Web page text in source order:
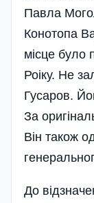
Павла
Конотопа
місце було
Роіку. Не
Гусаров.
За
Він також
До